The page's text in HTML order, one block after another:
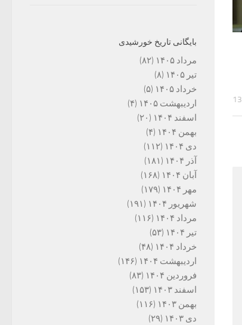
بایگانی تاریخ خورشیدی
مرداد ۱۴۰۵
(۸۲)
تیر ۱۴۰۵
(۸)
خرداد ۱۴۰۵
(۵)
اردیبهشت ۱۴۰۵
(۴)
اسفند ۱۴۰۴
(۲۰)
بهمن ۱۴۰۴
(۴)
دی ۱۴۰۴
(۱۱۲)
آذر ۱۴۰۴
(۱۸۱)
آبان ۱۴۰۴
(۱۶۸)
مهر ۱۴۰۴
(۱۷۹)
شهریور ۱۴۰۴
(۱۹۱)
مرداد ۱۴۰۴
(۱۱۶)
تیر ۱۴۰۴
(۵۳)
خرداد ۱۴۰۴
(۴۸)
اردیبهشت ۱۴۰۴
(۱۴۶)
فروردین ۱۴۰۴
(۸۳)
اسفند ۱۴۰۳
(۱۵۳)
بهمن ۱۴۰۳
(۱۱۶)
دی ۱۴۰۳
(۲۹)